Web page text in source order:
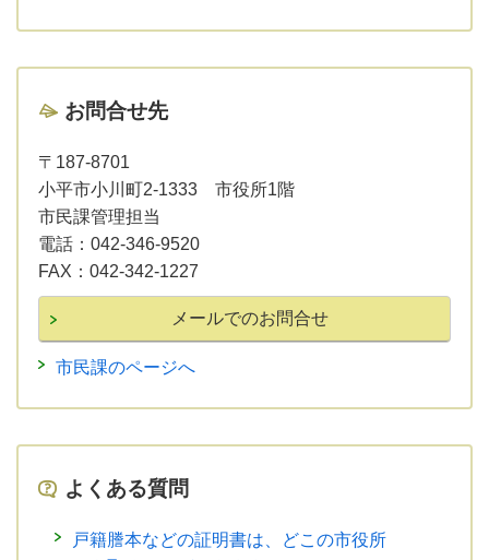
お問合せ先
〒187-8701
小平市小川町2-1333 市役所1階
市民課管理担当
電話： 042-346-9520
FAX： 042-342-1227
市民課のページへ
よくある質問
戸籍謄本などの証明書は、どこの市役所